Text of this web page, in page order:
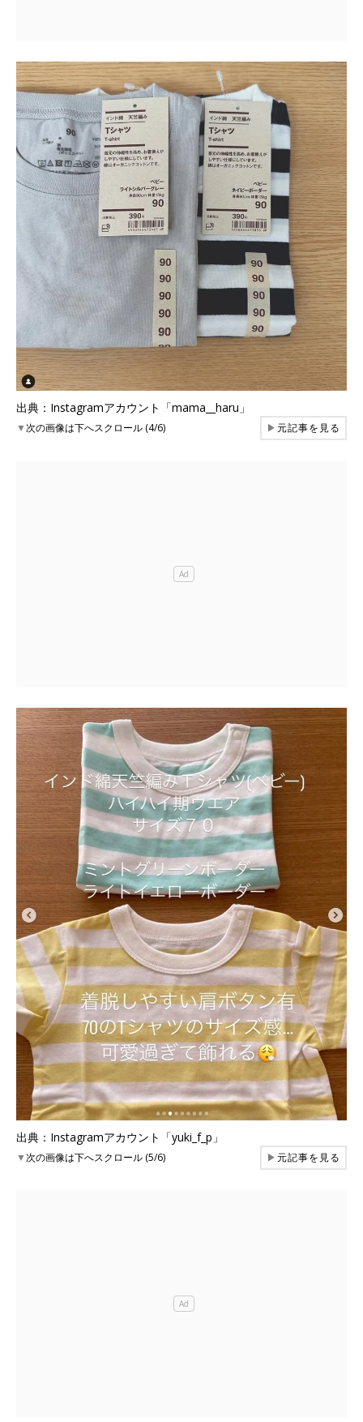
出典：Instagramアカウント「mama__haru」
▼次の画像は下へスクロール (4/6) ▶元記事を見る
出典：Instagramアカウント「yuki_f_p」
▼次の画像は下へスクロール (5/6) ▶元記事を見る